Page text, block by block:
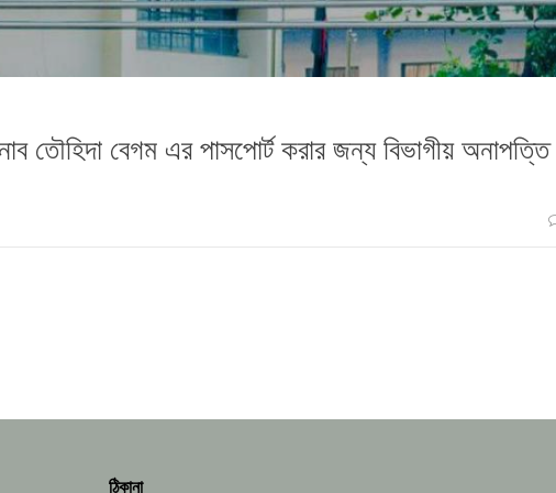
তৌহিদা বেগম এর পাসপোর্ট করার জন্য বিভাগীয় অনাপত্তি
ঠিকানা